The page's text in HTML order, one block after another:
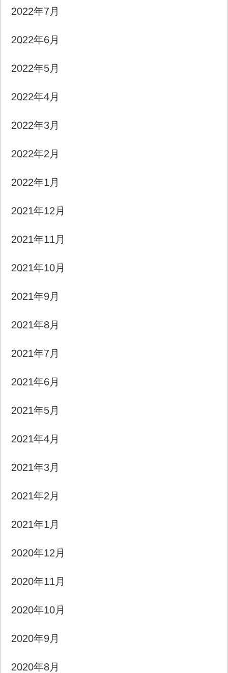
2022年7月
2022年6月
2022年5月
2022年4月
2022年3月
2022年2月
2022年1月
2021年12月
2021年11月
2021年10月
2021年9月
2021年8月
2021年7月
2021年6月
2021年5月
2021年4月
2021年3月
2021年2月
2021年1月
2020年12月
2020年11月
2020年10月
2020年9月
2020年8月